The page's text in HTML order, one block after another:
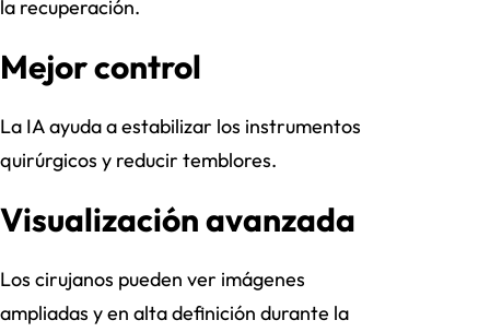
la recuperación.
Mejor control
La IA ayuda a estabilizar los instrumentos
quirúrgicos y reducir temblores.
Visualización avanzada
Los cirujanos pueden ver imágenes
ampliadas y en alta definición durante la